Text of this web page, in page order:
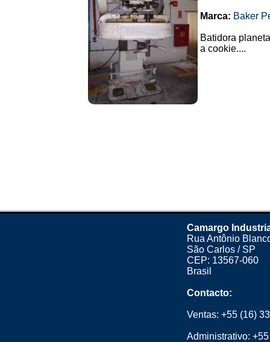
Marca: Baker
Batidora
a cookie....
Camargo
Rua Antônio
São Carlos / SP
CEP: 13567-060
Brasil
Contacto:
Ventas: +55 (16)
Administrativo: